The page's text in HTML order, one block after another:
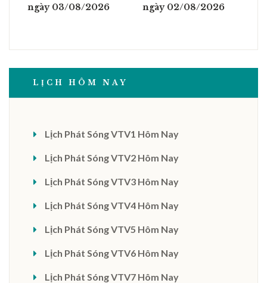
ngày 03/08/2026
ngày 02/08/2026
LỊCH HÔM NAY
Lịch Phát Sóng VTV1 Hôm Nay
Lịch Phát Sóng VTV2 Hôm Nay
Lịch Phát Sóng VTV3 Hôm Nay
Lịch Phát Sóng VTV4 Hôm Nay
Lịch Phát Sóng VTV5 Hôm Nay
Lịch Phát Sóng VTV6 Hôm Nay
Lịch Phát Sóng VTV7 Hôm Nay